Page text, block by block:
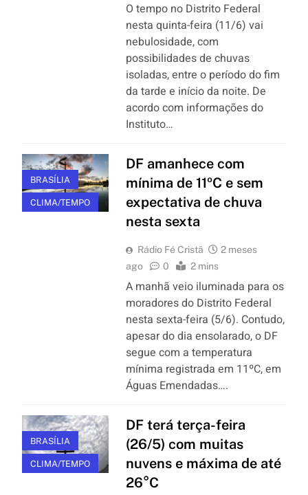
O tempo no Distrito Federal
nesta quinta-feira (11/6) vai
nebulosidade, com
possibilidades de chuvas
isoladas, entre o período do fim
da tarde e início da noite. De
acordo com informações do
Instituto…
BRASÍLIA
CLIMA/TEMPO
DF amanhece com
mínima de 11ºC e sem
expectativa de chuva
nesta sexta
Rádio Fé Cristã
2 meses
ago
0 2 mins
A manhã veio iluminada para os
moradores do Distrito Federal
nesta sexta-feira (5/6). Contudo,
apesar do dia ensolarado, o DF
segue com a temperatura
mínima registrada em 11ºC, em
Águas Emendadas….
BRASÍLIA
CLIMA/TEMPO
DF terá terça-feira
(26/5) com muitas
nuvens e máxima de até
26°C